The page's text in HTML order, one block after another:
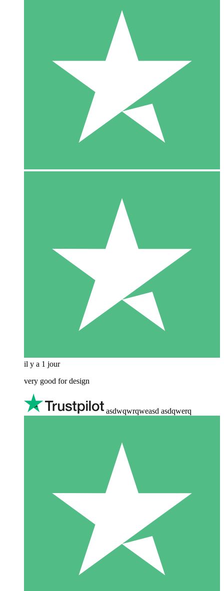
il y a 1 jour
very good for design
asdwqwrqweasd asdqwerq